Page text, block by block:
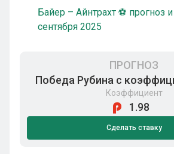
Байер – Айнтрахт ⚽ прогноз
сентября 2025
ПРОГНОЗ
Победа Рубина с
Коэффициент
1.98
Сделать ставку